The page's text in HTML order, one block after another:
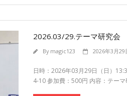
2026.03/29.テーマ研究会
By magic123 2026年3月29
日時：2026年03月29日（日）
4-10 参加費：500円 内容：テー